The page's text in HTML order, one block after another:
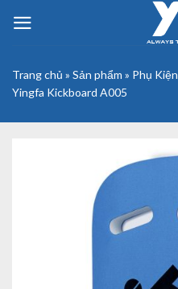
Trang chủ » Sản phẩm » Phụ Kiện
Yingfa Kickboard A005